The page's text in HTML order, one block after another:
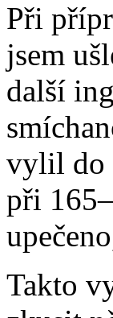
Při
jsem
další
vylil do
při
Takto